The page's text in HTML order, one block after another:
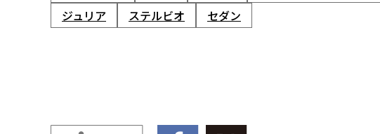
ジュリア
ステルビオ セダン